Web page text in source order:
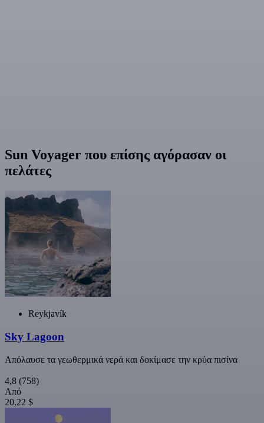
Sun Voyager που επίσης αγόρασαν οι
πελάτες
Reykjavík
Sky Lagoon
Απόλαυσε τα γεωθερμικά νερά και δοκίμασε την κρύα πισίνα
4,8 (758)
Από
20,22 $